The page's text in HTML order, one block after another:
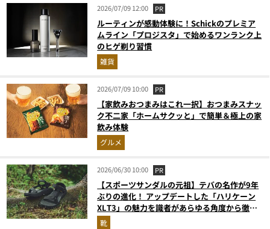
2026/07/09 12:00 PR
ルーティンが感動体験に！Schickのプレミア
ムライン「プロジスタ」で始めるワンランク上
のヒゲ剃り習慣
雑貨
2026/07/09 10:00 PR
【家飲みおつまみはこれ一択】おつまみスナッ
ク不二家「ホームサクッと」で簡単＆極上の家
飲み体験
グルメ
2026/06/30 10:00 PR
【スポーツサンダルの元祖】テバの名作が9年
ぶりの進化！ アップデートした「ハリケーン
XLT3」の魅力を識者があらゆる角度から徹底
解説！
靴